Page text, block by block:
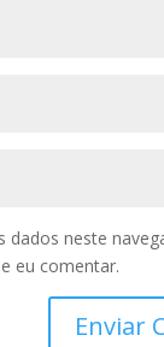
dados neste
eu comentar.